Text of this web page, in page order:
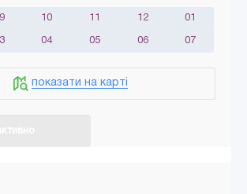
10 11 12 01
04 05 06 07
показати на карті